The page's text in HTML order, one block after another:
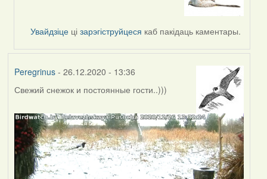
RobinZone
Увайдзіце цізарэгіструйцеся каб пакідаць каментары.
Peregrinus- 26.12.2020 - 13:36
Свежий снежок и постоянные гости..)))